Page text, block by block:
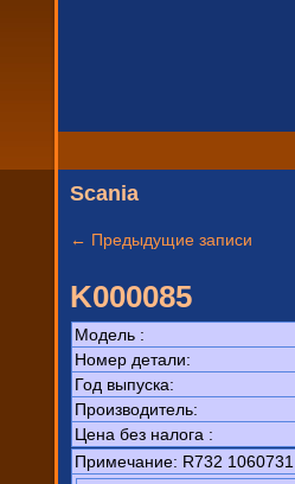
Scania
← Предыдущие записи
K000085
Модель :
Номер детали:
Год выпуска:
Производитель:
Цена без налога :
Примечание: R732 1060731